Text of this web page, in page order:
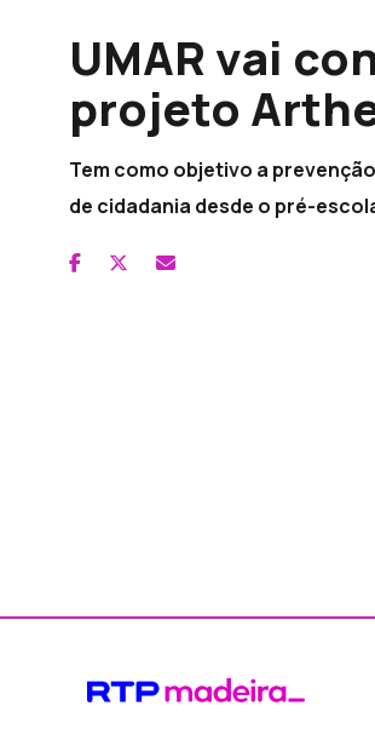
UMAR vai
projeto
Tem como objetivo a
de cidadania desde o pré-